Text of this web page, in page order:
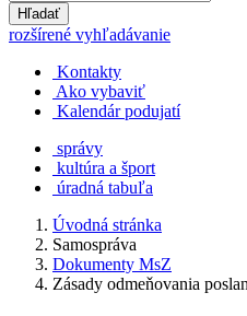
Hľadať
rozšírené vyhľadávanie
Kontakty
Ako vybaviť
Kalendár podujatí
správy
kultúra a šport
úradná tabuľa
Úvodná stránka
Samospráva
Dokumenty MsZ
Zásady odmeňovania